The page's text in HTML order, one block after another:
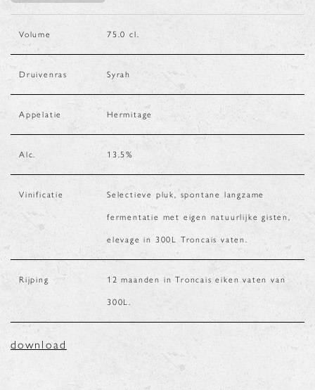
Volume 75.0 cl.
Druivenras Syrah
Appelatie Hermitage
Alc. 13.5%
Vinificatie Selectieve pluk, spontane langzame
fermentatie met eigen natuurlijke gisten,
elevage in 300L Troncais vaten.
Rijping 12 maanden in Troncais eiken vaten van
300L.
download